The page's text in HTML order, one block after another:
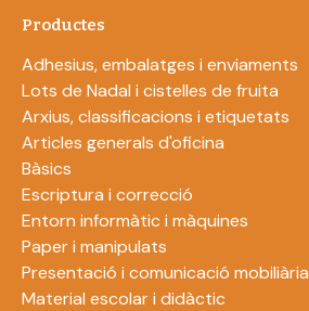
Productes
Adhesius, embalatges i enviaments
Lots de Nadal i cistelles de fruita
Arxius, classificacions i etiquetats
Articles generals d'oficina
Bàsics
Escriptura i correcció
Entorn informàtic i màquines
Paper i manipulats
Presentació i comunicació mobiliària
Material escolar i didàctic